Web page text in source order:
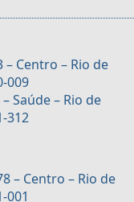
– Centro – Rio de
009
Saúde – Rio de
312
– Centro – Rio de
001